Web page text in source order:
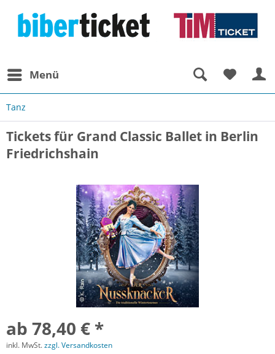
Menü
Tanz
Tickets für Grand Classic Ballet in Berlin
Friedrichshain
ab 78,40 € *
inkl. MwSt.zzgl. Versandkosten